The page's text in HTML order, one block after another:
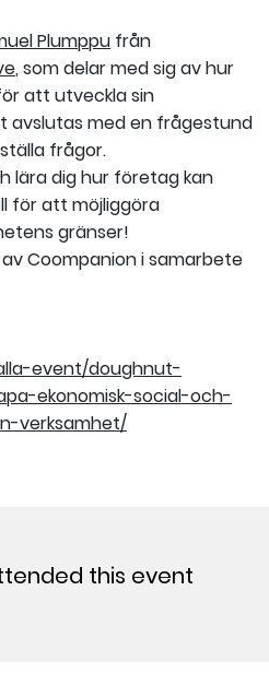
Plumppu från
, som delar med sig av hur
att utveckla sin
avslutas med en frågestund
frågor.
lära dig hur företag kan
för att möjliggöra
gränser!
Coompanion i samarbete
event/doughnut-
ekonomisk-social-och-
verksamhet/
this event